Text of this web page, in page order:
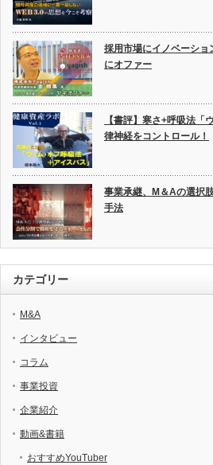
採用市場にイノベーシ
にオファー
【書評】寒さ+呼吸法「
律神経をコントロール！
事業承継、M＆Aの選択
手法
カテゴリー
M&A
インタビュー
コラム
事業投資
企業紹介
動画&書籍
おすすめYouTuber